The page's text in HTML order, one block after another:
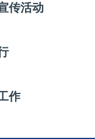
传活动
作